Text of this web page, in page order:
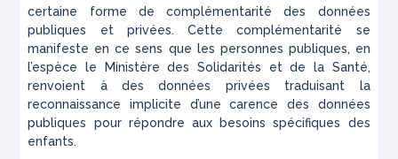
certaine forme de complémentarité des données
publiques et privées. Cette complémentarité se
manifeste en ce sens que les personnes publiques, en
l’espèce le Ministère des Solidarités et de la Santé,
renvoient à des données privées traduisant la
reconnaissance implicite d’une carence des données
publiques pour répondre aux besoins spécifiques des
enfants.